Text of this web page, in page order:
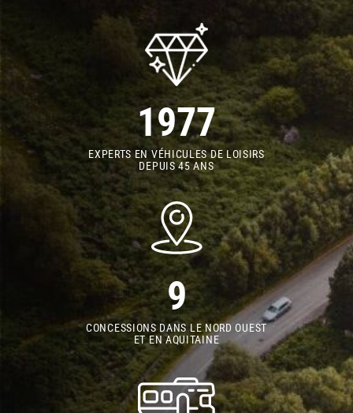
1977
EXPERTS EN VÉHICULES DE LOISIRS
DEPUIS 45 ANS
9
CONCESSIONS DANS LE NORD OUEST
ET EN AQUITAINE